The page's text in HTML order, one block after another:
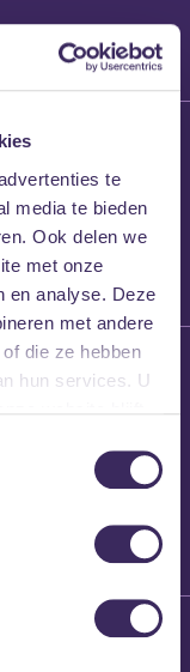
te
media te bieden
Ook delen we
met onze
en analyse. Deze
met andere
die ze hebben
hun services. U
2026
Blog:
2026
Blog: High